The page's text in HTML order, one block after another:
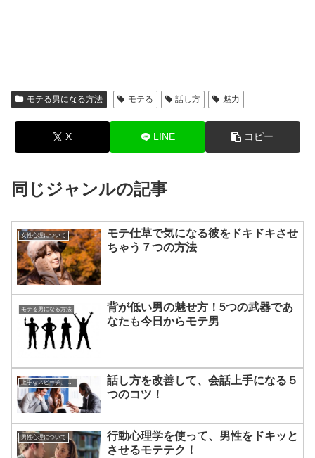
モテる男になる方法 モテる 話し方 魅力
X LINE コピー
同じジャンルの記事
女性心理について
モテ仕草で気になる彼をドキドキさせ
ちゃう７つの方法
モテる男になる方法
背が低い男の魅せ方！5つの武器であ
なたも今日からモテ男
話し方を改善して、会話上手になる５
つのコツ！
男性心理について
行動心理学を使って、男性をドキッと
させるモテテク！